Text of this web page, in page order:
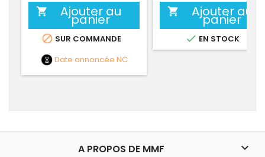
 Ajouter au
panier
 SUR COMMANDE
Date annoncée NC
 Ajouter au
panier
 EN STOCK
A PROPOS DE MMF 